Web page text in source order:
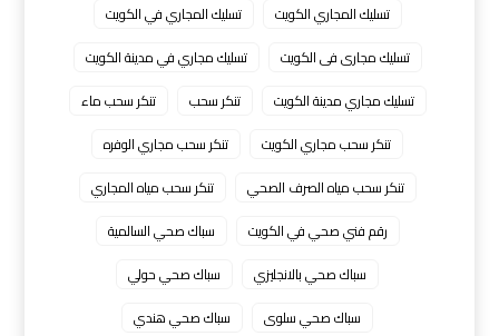
تسليك المجاري الكويت
تسليك المجاري في الكويت
تسليك مجارى فى الكويت
تسليك مجاري في مدينة الكويت
تسليك مجاري مدينة الكويت
تنكر سحب
تنكر سحب ماء
تنكر سحب مجاري الكويت
تنكر سحب مجاري الوفره
تنكر سحب مياه الصرف الصحي
تنكر سحب مياه المجاري
رقم فني صحي في الكويت
سباك صحي السالمية
سباك صحي بالانجليزي
سباك صحي حولي
سباك صحي سلوى
سباك صحي هندي